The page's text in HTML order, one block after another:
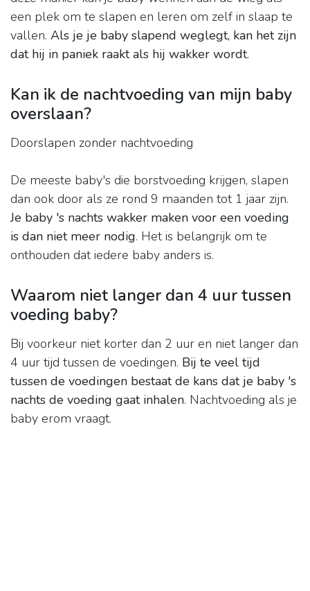
een plek om te slapen en leren om zelf in slaap te
vallen. Als je je baby slapend weglegt, kan het zijn
dat hij in paniek raakt als hij wakker wordt.
Kan ik de nachtvoeding van mijn baby
overslaan?
Doorslapen zonder nachtvoeding
De meeste baby's die borstvoeding krijgen, slapen
dan ook door als ze rond 9 maanden tot 1 jaar zijn.
Je baby 's nachts wakker maken voor een voeding
is dan niet meer nodig. Het is belangrijk om te
onthouden dat iedere baby anders is.
Waarom niet langer dan 4 uur tussen
voeding baby?
Bij voorkeur niet korter dan 2 uur en niet langer dan
4 uur tijd tussen de voedingen. Bij te veel tijd
tussen de voedingen bestaat de kans dat je baby 's
nachts de voeding gaat inhalen. Nachtvoeding als je
baby erom vraagt.